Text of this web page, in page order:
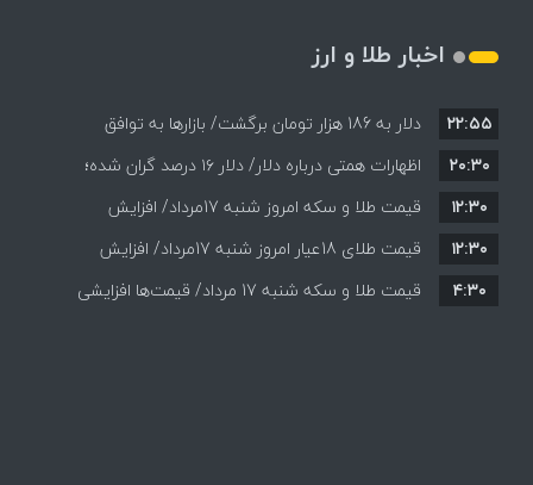
اخبار طلا و ارز
دلار به 186 هزار تومان برگشت/ بازارها به توافق
احتمالی هرمز چه واکنشی نشان دادند؟
۲۲:۵۵
اظهارات همتی درباره دلار/ دلار ۱۶ درصد گران شده؛
این افزایش طبیعی است
۲۰:۳۰
قیمت طلا و سکه امروز شنبه 17مرداد/ افزایش
همه قیمت ها + جدول و جزئیات
۱۲:۳۰
قیمت طلای 18عیار امروز شنبه 17مرداد/ افزایش
قیمت + جدول و جزئیات
۱۲:۳۰
قیمت طلا و سکه شنبه 17 مرداد/ قیمت‌ها افزایشی
۴:۳۰